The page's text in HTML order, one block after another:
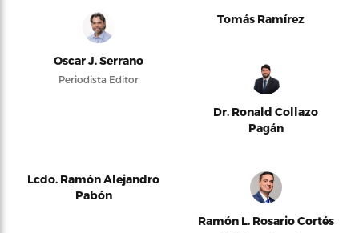
Oscar J. Serrano
Periodista Editor
Tomás Ramírez
Dr. Ronald Collazo
Pagán
Lcdo. Ramón Alejandro
Pabón
Ramón L. Rosario Cortés